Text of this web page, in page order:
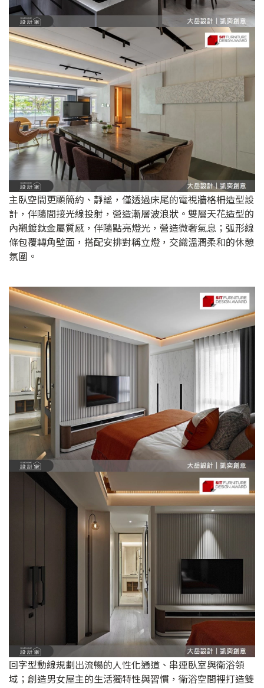
主臥空間更顯簡約、靜謐，僅透過床尾的電視牆格柵造型設
計，伴隨間接光線投射，營造漸層波浪狀。雙層天花造型的
內襯鍍鈦金屬質感，伴隨點亮燈光，營造微奢氣息；弧形線
條包覆轉角壁面，搭配安排對稱立燈，交織溫潤柔和的休憩
氛圍。
回字型動線規劃出流暢的人性化通道、串連臥室與衛浴領
域；創造男女屋主的生活獨特性與習慣，衛浴空間裡打造雙